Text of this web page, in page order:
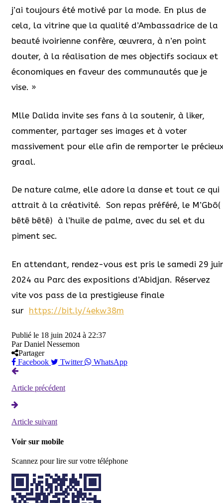
j’ai toujours été motivé par la mode. En plus de
cela, la vitrine que la qualité d’Ambassadrice de la
beauté ivoirienne confère, œuvrera, à n’en point
douter, à la réalisation de mes objectifs sociaux et
économiques en faveur des communautés que je
vise. »
Mlle Dalida invite ses fans à la soutenir, à liker,
commenter, partager ses images et à voter
massivement pour elle afin de remporter le
graal.
De nature calme, elle adore la danse et tout ce qui
attrait à la créativité. Son repas préféré, le M’Gbô(
bêtê bêtê) à l’huile de palme, avec du sel et du
piment sec.
En attendant, rendez-vous est pris le samedi 29
2024 au Parc des expositions d’Abidjan. Réservez
vite vos pass de la prestigieuse finale
sur https://bit.ly/4ekw38m
Publié le 18 juin 2024 à 22:37
Par Daniel Nessemon
Partager
Facebook
Twitter WhatsApp
Article précédent
Article suivant
Voir sur mobile
Scannez pour lire sur votre téléphone